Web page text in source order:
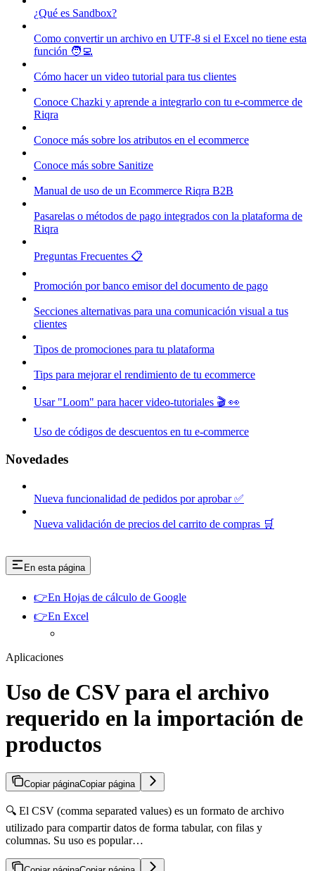
¿Qué es Sandbox?
Como convertir un archivo en UTF-8 si el Excel no tiene esta
función 🧑‍💻
Cómo hacer un video tutorial para tus clientes
Conoce Chazki y aprende a integrarlo con tu e-commerce de
Riqra
Conoce más sobre los atributos en el ecommerce
Conoce más sobre Sanitize
Manual de uso de un Ecommerce Riqra B2B
Pasarelas o métodos de pago integrados con la plataforma de
Riqra
Preguntas Frecuentes 📋
Promoción por banco emisor del documento de pago
Secciones alternativas para una comunicación visual a tus
clientes
Tipos de promociones para tu plataforma
Tips para mejorar el rendimiento de tu ecommerce
Usar "Loom" para hacer video-tutoriales 🎬 👀
Uso de códigos de descuentos en tu e-commerce
Novedades
Nueva funcionalidad de pedidos por aprobar ✅
Nueva validación de precios del carrito de compras 🛒
En esta página
👉En Hojas de cálculo de Google
👉En Excel
Aplicaciones
Uso de CSV para el archivo
requerido en la importación de
productos
Copiar páginaCopiar página
🔍 El CSV (comma separated values) es un formato de archivo
utilizado para compartir datos de forma tabular, con filas y
columnas. Su uso es popular…